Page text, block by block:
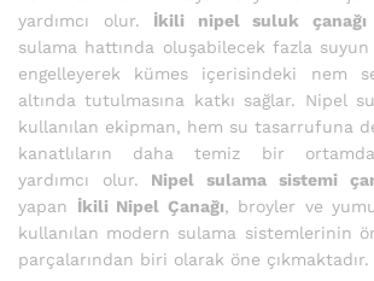
yardımcı olur. İkili nipel suluk çanağı
sulama hattında oluşabilecek fazla suyun
engelleyerek kümes içerisindeki nem
altında tutulmasına katkı sağlar. Nipel
kullanılan ekipman, hem su tasarrufuna
kanatlıların daha temiz bir
yardımcı olur. Nipel sulama sistemi
yapan İkili Nipel Çanağı, broyler ve
kullanılan modern sulama sistemlerinin
parçalarından biri olarak öne çıkmaktadır.